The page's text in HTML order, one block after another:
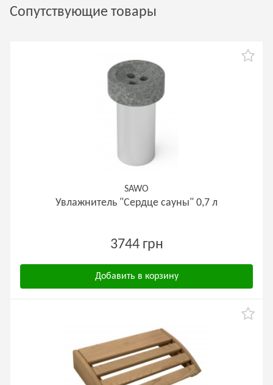
Сопутствующие товары
SAWO
Увлажнитель "Сердце сауны" 0,7 л
3744 грн
Добавить в корзину